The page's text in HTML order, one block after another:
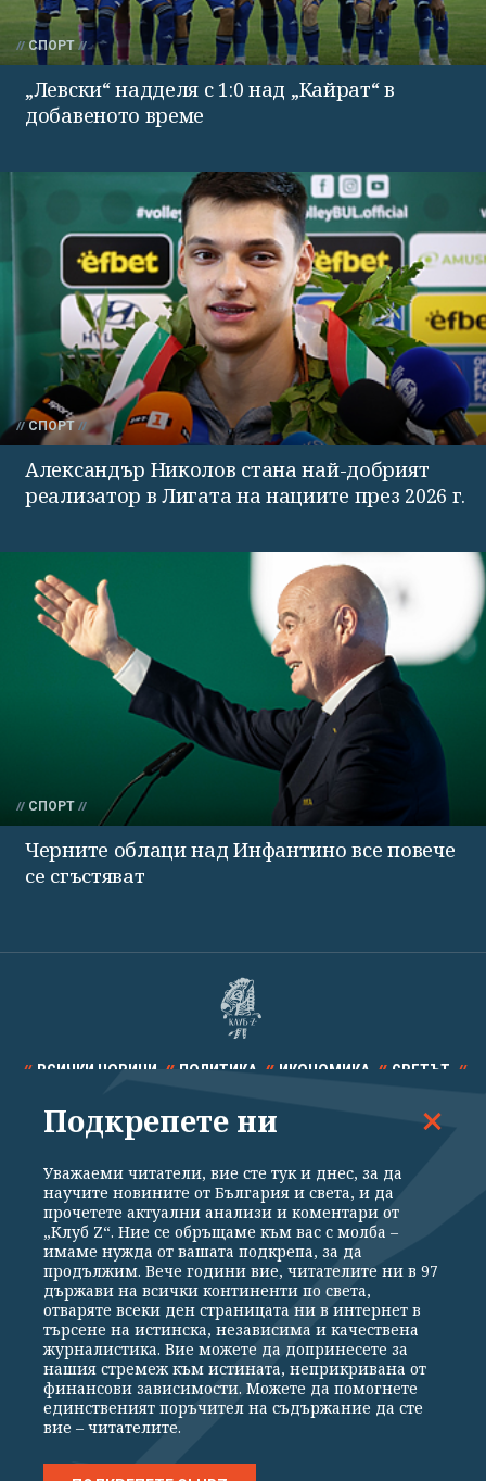
СПОРТ
„Левски“ надделя с 1:0 над „Кайрат“ в
добавеното време
СПОРТ
Александър Николов стана най-добрият
реализатор в Лигата на нациите през 2026 г.
СПОРТ
Черните облаци над Инфантино все повече
се сгъстяват
ВСИЧКИ НОВИНИ ПОЛИТИКА ИКОНОМИКА СВЕТЪТ
СПОРТ КУЛТУРА ТЕХНОЛОГИИ КАЛЕЙДОСКОП
Общи условия
Политика за поверителност
Реклама
Партньори Контакти
За Клуб Z
Екип
Подкрепете ни
Издател на www.clubz.bg е „Клуб Зебра Медия“ ЕООД, София, ул. "Алеко
Константинов" 3. Всички права запазени 2026 „Клуб Зебра Медия“
Препечатването на материали, снимки и видео от www.clubz.bg без
Подкрепете ни
Уважаеми читатели, вие сте тук и днес, за да
научите новините от България и света, и да
прочетете актуални анализи и коментари от
„Клуб Z“. Ние се обръщаме към вас с молба –
имаме нужда от вашата подкрепа, за да
продължим. Вече години вие, читателите ни в 97
държави на всички континенти по света,
отваряте всеки ден страницата ни в интернет в
търсене на истинска, независима и качествена
журналистика. Вие можете да допринесете за
нашия стремеж към истината, неприкривана от
финансови зависимости. Можете да помогнете
единственият поръчител на съдържание да сте
вие – читателите.